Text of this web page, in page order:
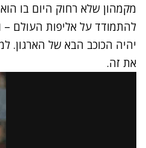
מקמהון שלא רחוק היום בו
להתמודד על אליפות העולם –
יהיה הכוכב הבא של הארגון.
את זה.